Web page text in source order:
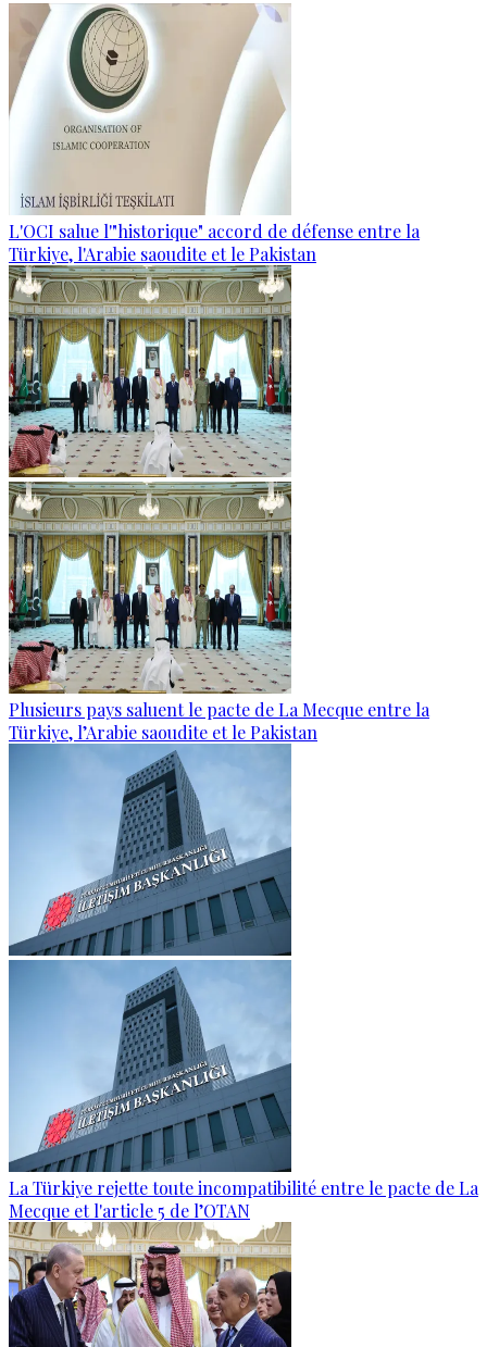
L'OCI salue l'"historique" accord de défense entre la
Türkiye, l'Arabie saoudite et le Pakistan
Plusieurs pays saluent le pacte de La Mecque entre la
Türkiye, l’Arabie saoudite et le Pakistan
La Türkiye rejette toute incompatibilité entre le pacte de La
Mecque et l'article 5 de l’OTAN